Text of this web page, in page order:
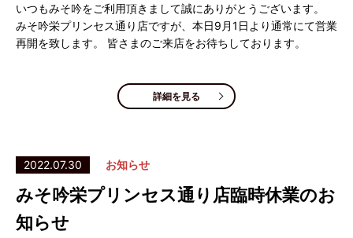
いつもみそ吟をご利用頂きまして誠にありがとうございます。
みそ吟栄プリンセス通り店ですが、本日9月1日より通常にて営業
再開を致します。 皆さまのご来店をお待ちしております。
詳細を見る
2022.07.30 お知らせ
みそ吟栄プリンセス通り店臨時休業のお
知らせ